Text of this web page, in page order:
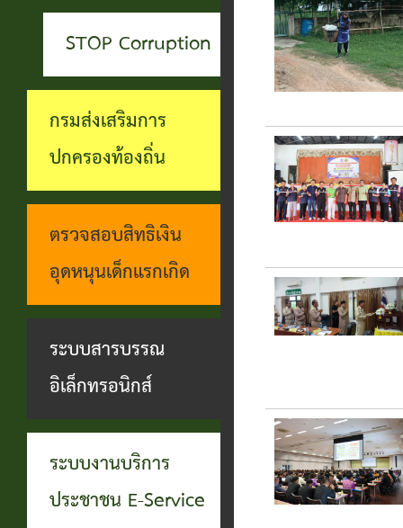
ชื่อ
เงิน
บัญชี
เบี้ย
ยังชีพ
ระบบงาน
บริการ
ประชาชน
Service)
แวดล้อม
กอง
การ
ศึกษา
ยกย่อง
การ
การตาม
การ
บริหาร
งาน
บุคคล
รับฟัง
ความ
คิดเห็น
แจ้ง
ข้อมูล
เบาะแส
การ
ทุจริต
STOP Corruption
กรมส่งเสริมการ
ปกครองท้องถิ่น
ตรวจสอบสิทธิเงิน
อุดหนุนเด็กแรกเกิด
ระบบสารบรรณ
อิเล็กทรอนิกส์
ระบบงานบริการ
ประชาชน E-Service